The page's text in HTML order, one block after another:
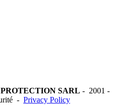
SARL - 2001 -
- Privacy Policy